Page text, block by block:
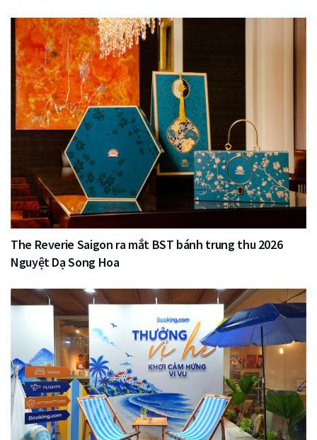
The Reverie Saigon ra mắt BST bánh trung thu 2026
Nguyệt Dạ Song Hoa